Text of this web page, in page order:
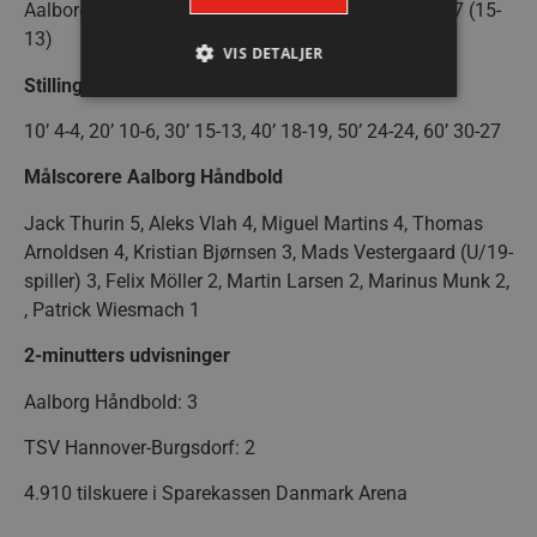
Aalborg Håndbold – TSV Hannover-Burgsdorf 30-27 (15-
13)
Stillinger undervejs
10’ 4-4, 20’ 10-6, 30’ 15-13, 40’ 18-19, 50’ 24-24, 60’ 30-27
Målscorere Aalborg Håndbold
Jack Thurin 5, Aleks Vlah 4, Miguel Martins 4, Thomas
Arnoldsen 4, Kristian Bjørnsen 3, Mads Vestergaard (U/19-
spiller) 3, Felix Möller 2, Martin Larsen 2, Marinus Munk 2,
, Patrick Wiesmach 1
2-minutters udvisninger
Aalborg Håndbold: 3
TSV Hannover-Burgsdorf: 2
4.910 tilskuere i Sparekassen Danmark Arena
VIS DETALJER
Absolut nødvendige
Ydeevne
Målretning
Funktionalitet
Absolut nødvendige cookies muliggør
hjemmesidens grundlæggende funktionalitet
såsom brugerlogin og kontoadministration.
Hjemmesiden kan ikke bruges korrekt uden de
absolut nødvendige cookies.
_dcid